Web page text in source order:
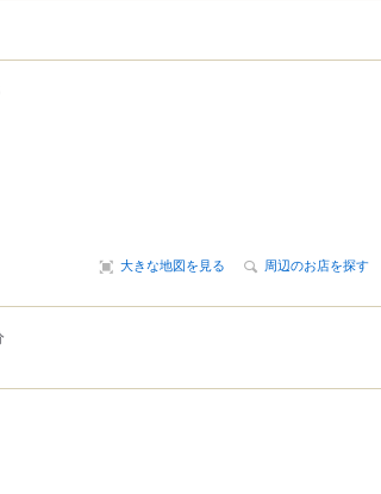
大きな地図を見る 周辺のお店を探す